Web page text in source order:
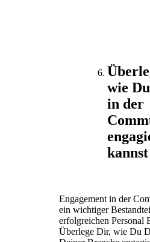
wie
in der
kannst
Engagement in der
ein wichtiger
erfolgreichen Personal
Überlege Dir, wie Du